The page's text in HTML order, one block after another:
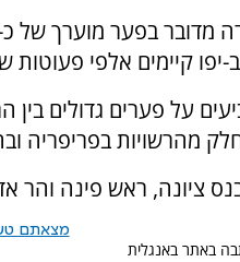
יפו קיימים אלפי
מהרשויות בפריפריה
פינה והר אדר יותר מ-90% מהפעוטות
מצאתם
באתר באנגלית